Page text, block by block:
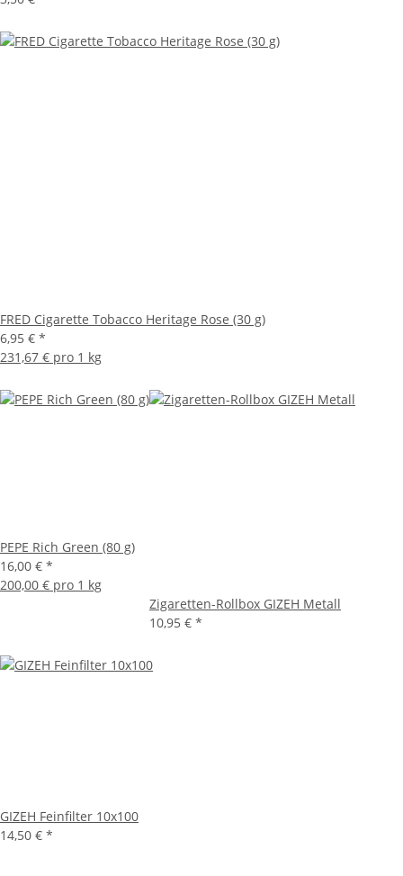
FRED Cigarette Tobacco Heritage Rose (30 g)
6,95 € *
231,67 € pro 1 kg
PEPE Rich Green (80 g)
16,00 € *
200,00 € pro 1 kg
Zigaretten-Rollbox GIZEH Metall
10,95 € *
GIZEH Feinfilter 10x100
14,50 € *